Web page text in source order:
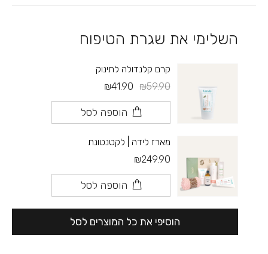
השלימי את שגרת הטיפוח
קרם קלנדולה לתינוק
₪59.90
₪41.90
הוספה לסל
מארז לידה | לקטנטונת
₪249.90
הוספה לסל
הוסיפי את כל המוצרים לסל